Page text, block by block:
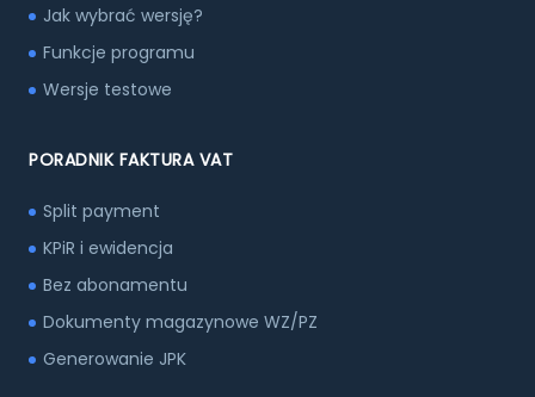
Jak wybrać wersję?
Funkcje programu
Wersje testowe
PORADNIK FAKTURA VAT
Split payment
KPiR i ewidencja
Bez abonamentu
Dokumenty magazynowe WZ/PZ
Generowanie JPK